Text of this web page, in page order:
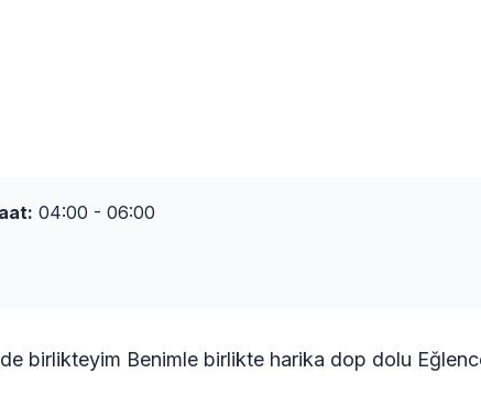
04:00 - 06:00
birlikteyim Benimle birlikte harika dop dolu